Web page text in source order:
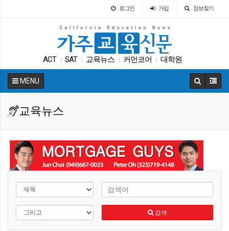
로그인 가입 정보찾기
ACT SAT 교육뉴스 커먼코어 대학원
학자금 ACT 교육구 휴교 인터뷰
MENU
교육뉴스
검색